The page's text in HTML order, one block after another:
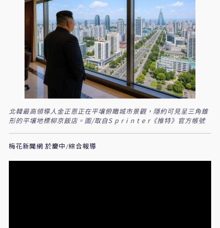
北韓最高領導人金正恩正在平壤俯瞰城市景觀，隱約可見呈三角錐
形的平壤地標柳京飯店。圖/取自S p r i n t e r《推特》官方帳號
梅花新聞網 於慶中/綜合報導